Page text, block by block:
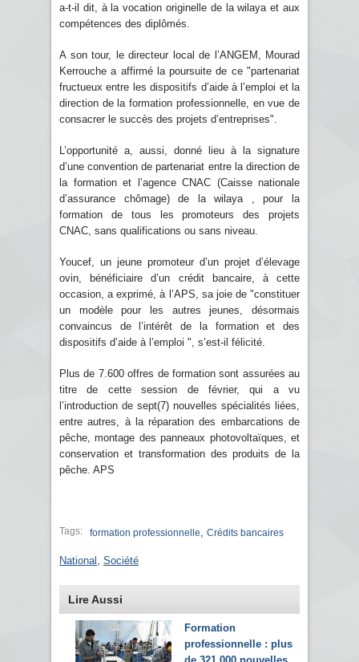
a-t-il dit, à la vocation originelle de la wilaya et aux
compétences des diplômés.
A son tour, le directeur local de l’ANGEM, Mourad
Kerrouche a affirmé la poursuite de ce "partenariat
fructueux entre les dispositifs d’aide à l’emploi et la
direction de la formation professionnelle, en vue de
consacrer le succès des projets d’entreprises".
L’opportunité a, aussi, donné lieu à la signature
d’une convention de partenariat entre la direction de
la formation et l’agence CNAC (Caisse nationale
d’assurance chômage) de la wilaya , pour la
formation de tous les promoteurs des projets
CNAC, sans qualifications ou sans niveau.
Youcef, un jeune promoteur d’un projet d’élevage
ovin, bénéficiaire d’un crédit bancaire, à cette
occasion, a exprimé, à l’APS, sa joie de "constituer
un modèle pour les autres jeunes, désormais
convaincus de l’intérêt de la formation et des
dispositifs d’aide à l’emploi ", s’est-il félicité.
Plus de 7.600 offres de formation sont assurées au
titre de cette session de février, qui a vu
l’introduction de sept(7) nouvelles spécialités liées,
entre autres, à la réparation des embarcations de
pêche, montage des panneaux photovoltaïques, et
conservation et transformation des produits de la
pêche. APS
Tags: formation professionnelle Crédits bancaires
National Société
Lire Aussi
Formation
professionnelle : plus